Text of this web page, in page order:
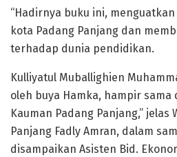
“Hadirnya buku ini,
kota Padang Panjang dan
terhadap dunia pendidikan.
Kulliyatul Muballighien
oleh buya Hamka, hampir
Kauman Padang Panjang,” jelas
Panjang Fadly Amran, dalam
disampaikan Asisten Bid.